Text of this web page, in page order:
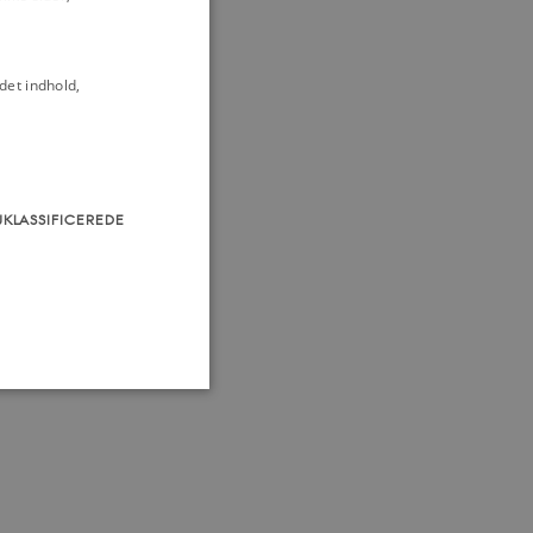
Besættelsen 9.
indhold,